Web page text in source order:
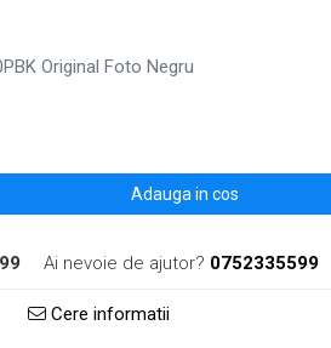
Original Foto Negru
Adauga in cos
Ai nevoie de ajutor? 0752335599
Cere informatii